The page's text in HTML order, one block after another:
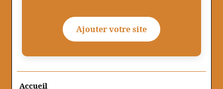
Ajouter votre site
Accueil